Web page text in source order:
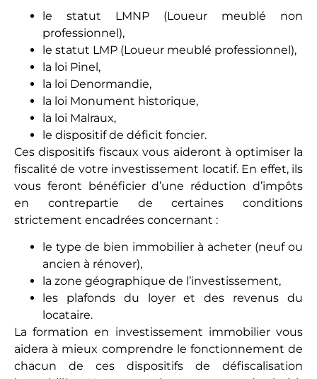
le statut LMNP (Loueur meublé non
professionnel),
le statut LMP (Loueur meublé professionnel),
la loi Pinel,
la loi Denormandie,
la loi Monument historique,
la loi Malraux,
le dispositif de déficit foncier.
Ces dispositifs fiscaux vous aideront à optimiser la
fiscalité de votre investissement locatif. En effet, ils
vous feront bénéficier d’une réduction d’impôts
en contrepartie de certaines conditions
strictement encadrées concernant :
le type de bien immobilier à acheter (neuf ou
ancien à rénover),
la zone géographique de l’investissement,
les plafonds du loyer et des revenus du
locataire.
La formation en investissement immobilier vous
aidera à mieux comprendre le fonctionnement de
chacun de ces dispositifs de défiscalisation